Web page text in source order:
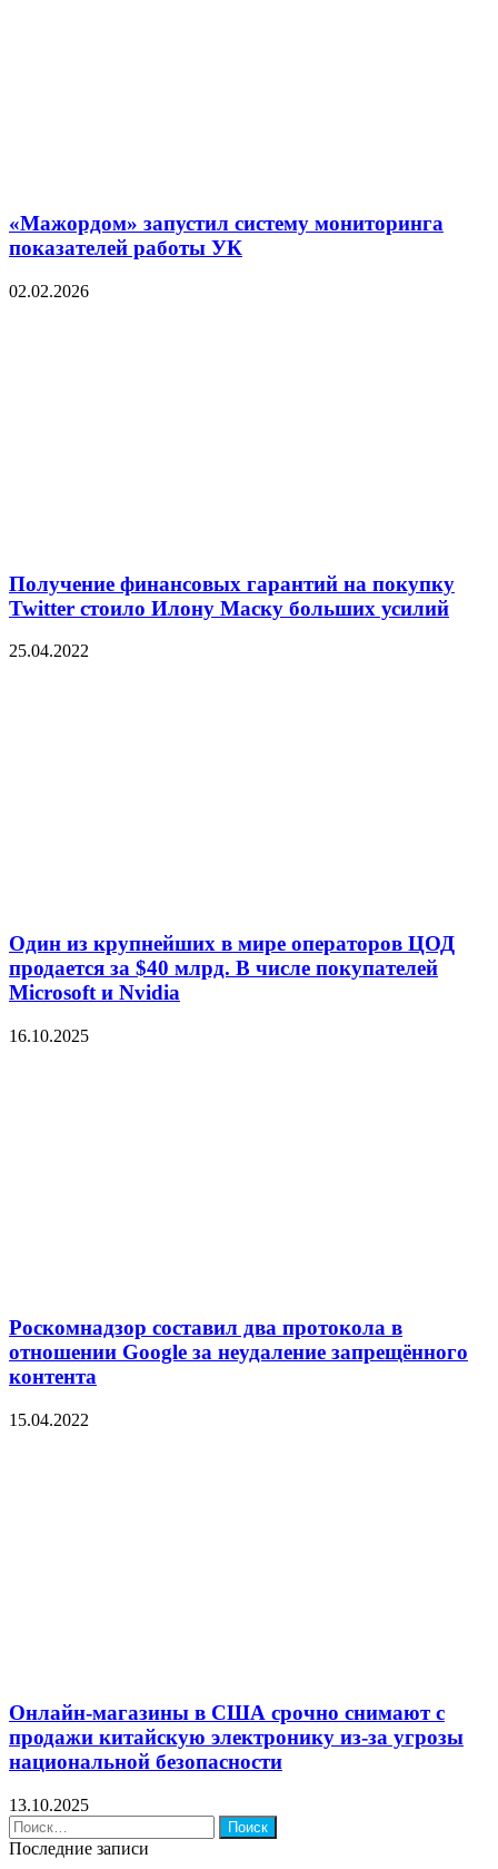
«Мажордом» запустил систему мониторинга
показателей работы УК
02.02.2026
Получение финансовых гарантий на покупку
Twitter стоило Илону Маску больших усилий
25.04.2022
Один из крупнейших в мире операторов ЦОД
продается за $40 млрд. В числе покупателей
Microsoft и Nvidia
16.10.2025
Роскомнадзор составил два протокола в
отношении Google за неудаление запрещённого
контента
15.04.2022
Онлайн-магазины в США срочно снимают с
продажи китайскую электронику из-за угрозы
национальной безопасности
13.10.2025
Найти:
Последние записи